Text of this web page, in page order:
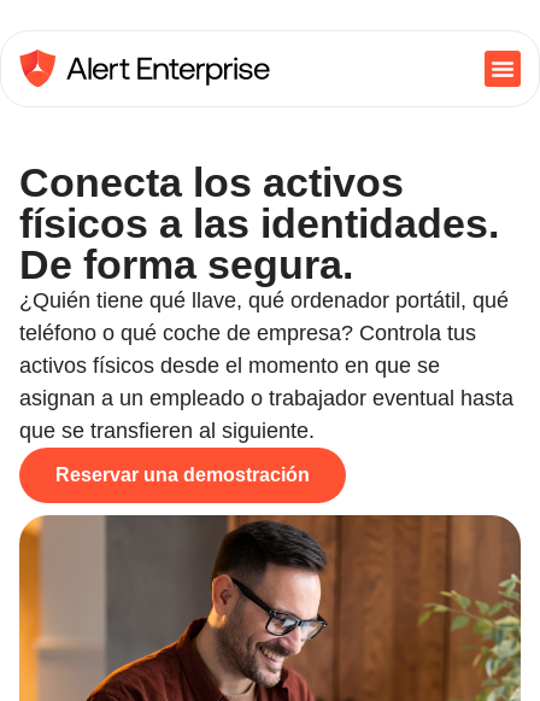
Conecta los activos
físicos a las identidades.
De forma segura.
¿Quién tiene qué llave, qué ordenador portátil, qué
teléfono o qué coche de empresa? Controla tus
activos físicos desde el momento en que se
asignan a un empleado o trabajador eventual hasta
que se transfieren al siguiente.
Reservar una demostración